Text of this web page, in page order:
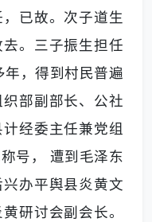
已故。次子道生
。三子振生担任
，得到村民普遍
部副部长、公社
经委主任兼党组
号， 遭到毛泽东
办平舆县炎黄文
研讨会副会长。